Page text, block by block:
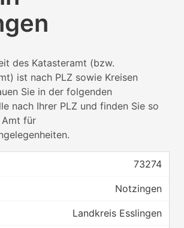
des Katasteramt (bzw.
ist nach PLZ sowie Kreisen
Sie in der folgenden
nach Ihrer PLZ und finden Sie so
Amt für
73274
Notzingen
Landkreis Esslingen